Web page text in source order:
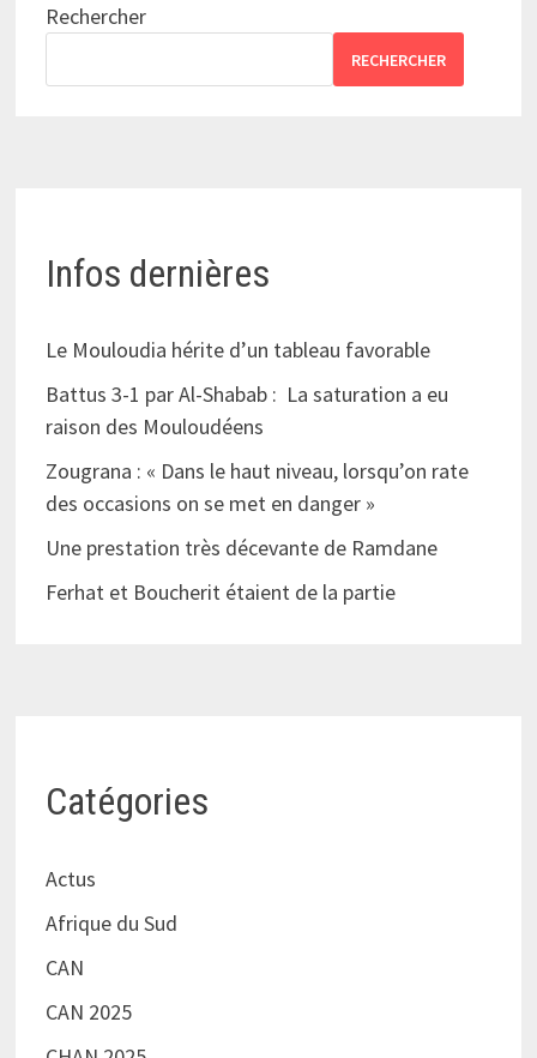
Rechercher
RECHERCHER
Infos dernières
Le Mouloudia hérite d’un tableau favorable
Battus 3-1 par Al-Shabab : La saturation a eu
raison des Mouloudéens
Zougrana : « Dans le haut niveau, lorsqu’on rate
des occasions on se met en danger »
Une prestation très décevante de Ramdane
Ferhat et Boucherit étaient de la partie
Catégories
Actus
Afrique du Sud
CAN
CAN 2025